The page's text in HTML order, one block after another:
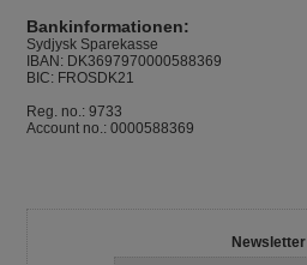
Bankinformationen:
Sydjysk Sparekasse
IBAN: DK3697970000588369
BIC: FROSDK21
Reg. no.: 9733
Account no.: 0000588369
Newsletter